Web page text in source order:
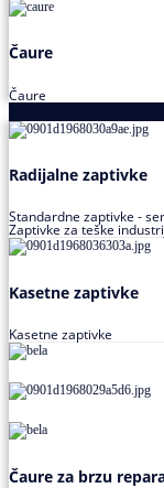
Čaure
Čaure
Radijalne zaptivke
Standardne zaptivke -
Zaptivke za teške
Kasetne zaptivke
Kasetne zaptivke
Čaure za brzu